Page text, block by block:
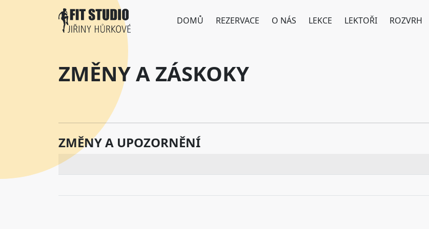
Přejít k hlavnímu obsahu
DOMŮ
REZERVACE O NÁS LEKCE LEKTOŘI ROZVRH
ZMĚNY A ZÁSKOKY
ZMĚNY A UPOZORNĚNÍ